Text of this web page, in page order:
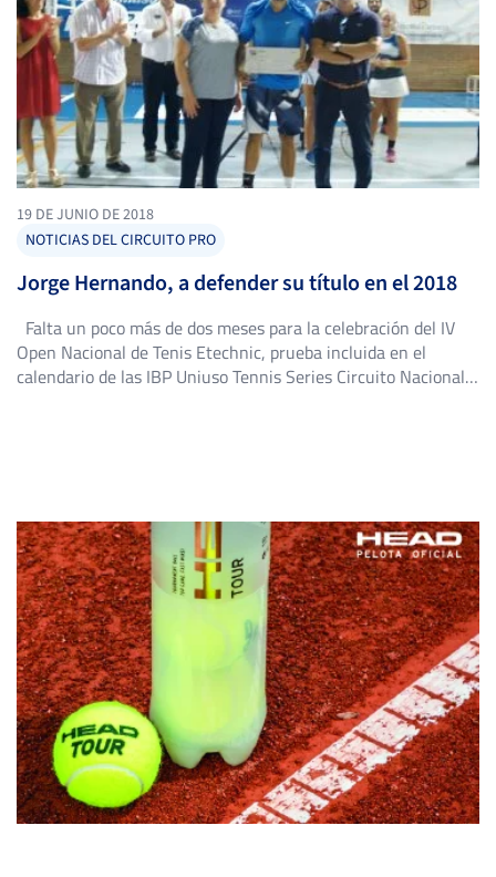
19 DE JUNIO DE 2018
NOTICIAS DEL CIRCUITO PRO
Jorge Hernando, a defender su título en el 2018
Falta un poco más de dos meses para la celebración del IV
Open Nacional de Tenis Etechnic, prueba incluida en el
calendario de las IBP Uniuso Tennis Series Circuito Nacional